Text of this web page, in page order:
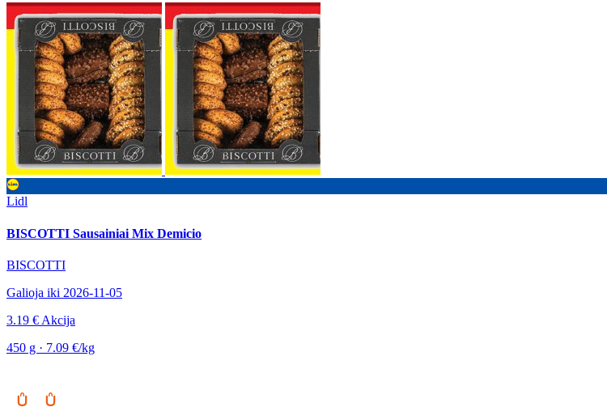
Lidl
BISCOTTI Sausainiai Mix Demicio
BISCOTTI
Galioja iki 2026-11-05
3.19 € Akcija
450 g · 7.09 €/kg